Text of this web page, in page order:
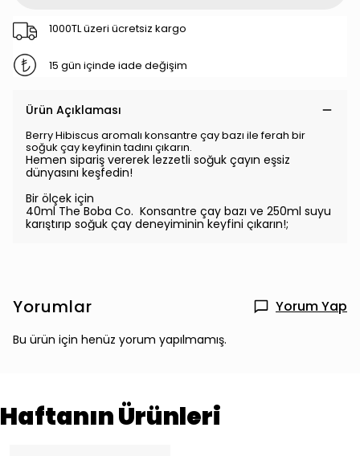
1000TL üzeri ücretsiz kargo
15 gün içinde iade değişim
Ürün Açıklaması
Berry Hibiscus aromalı konsantre çay bazı ile ferah bir
soğuk çay keyfinin tadını çıkarın.
Hemen sipariş vererek lezzetli soğuk çayın eşsiz
dünyasını keşfedin!
Bir ölçek için
40ml The Boba Co. Konsantre çay bazı ve 250ml suyu
karıştırıp soğuk çay deneyiminin keyfini çıkarın!;
Yorumlar Yorum Yap
Bu ürün için henüz yorum yapılmamış.
Haftanın Ürünleri